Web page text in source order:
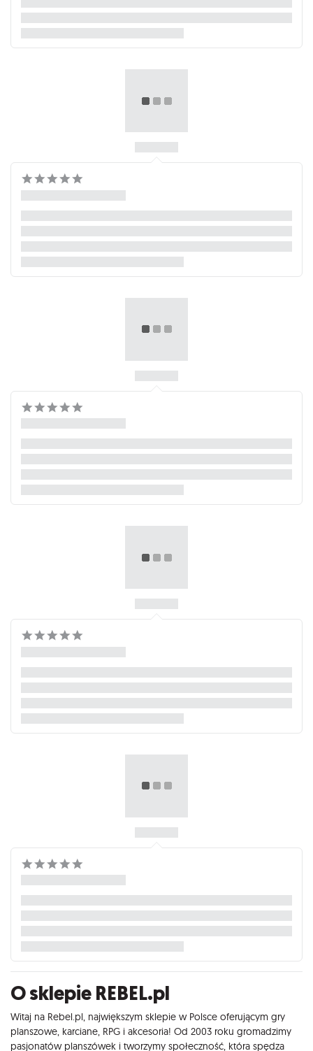
O sklepie REBEL.pl
Witaj na Rebel.pl, największym sklepie w Polsce oferującym gry
planszowe, karciane, RPG i akcesoria! Od 2003 roku gromadzimy
pasjonatów planszówek i tworzymy społeczność, która spędza